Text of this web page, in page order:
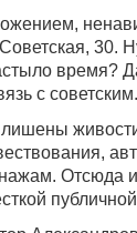
30.
время?
с советским.
Отсюда и